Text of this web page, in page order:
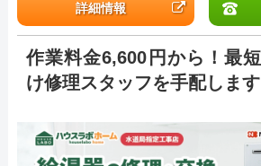
詳細情報
作業料金6,600円から！最
け修理スタッフを手配します